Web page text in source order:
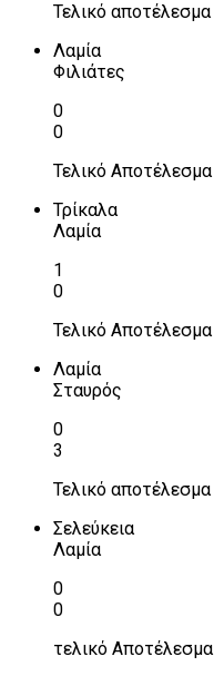
Τελικό αποτέλεσμα
Λαμία
Φιλιάτες
0
0
Τελικό Αποτέλεσμα
Τρίκαλα
Λαμία
1
0
Τελικό Αποτέλεσμα
Λαμία
Σταυρός
0
3
Τελικό αποτέλεσμα
Σελεύκεια
Λαμία
0
0
τελικό Αποτέλεσμα